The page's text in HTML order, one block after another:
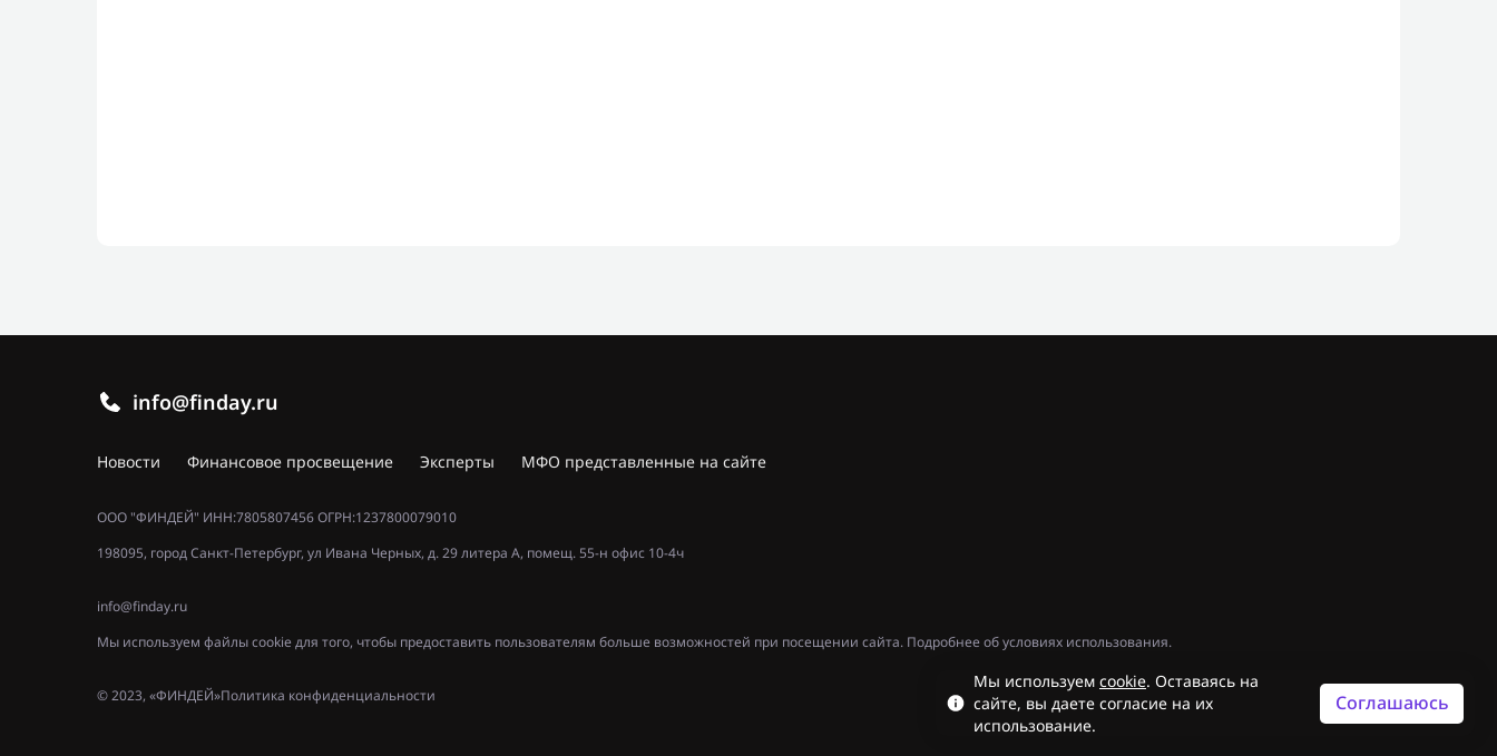
info@finday.ru
Новости Финансовое просвещение Эксперты МФО представленные на сайте
ООО "ФИНДЕЙ" ИНН:7805807456 ОГРН:1237800079010
198095, город Санкт-Петербург, ул Ивана Черных, д. 29 литера А, помещ. 55-н офис 10-4ч
info@finday.ru
Мы используем файлы cookie для того, чтобы предоставить пользователям больше возможностей при посещении сайта. Подробнее об условиях использования.
Политика конфиденциальности
© 2023, «ФИНДЕЙ»
Мы используем cookie. Оставаясь на
сайте, вы даете согласие на их
использование.
Соглашаюсь